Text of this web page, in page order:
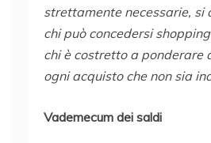
strettamente necessarie,
chi può concedersi
chi è costretto a ponderare
ogni acquisto che non sia
Vademecum dei saldi